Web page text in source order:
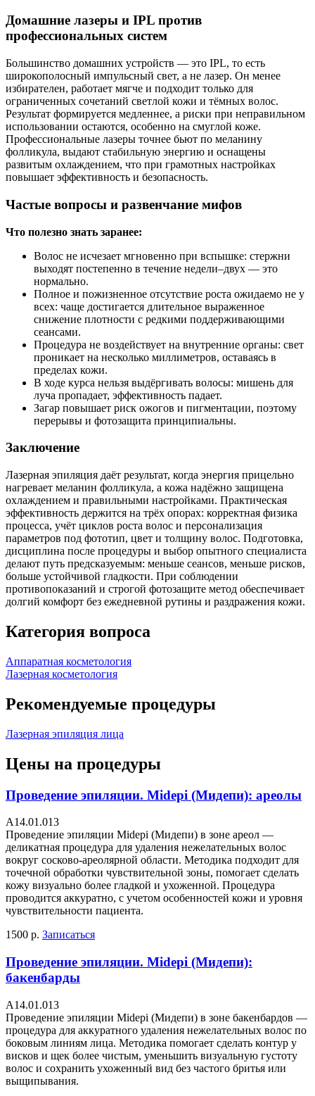
Домашние лазеры и IPL против
профессиональных систем
Большинство домашних устройств — это IPL, то есть
широкополосный импульсный свет, а не лазер. Он менее
избирателен, работает мягче и подходит только для
ограниченных сочетаний светлой кожи и тёмных волос.
Результат формируется медленнее, а риски при неправильном
использовании остаются, особенно на смуглой коже.
Профессиональные лазеры точнее бьют по меланину
фолликула, выдают стабильную энергию и оснащены
развитым охлаждением, что при грамотных настройках
повышает эффективность и безопасность.
Частые вопросы и развенчание мифов
Что полезно знать заранее:
Волос не исчезает мгновенно при вспышке: стержни
выходят постепенно в течение недели–двух — это
нормально.
Полное и пожизненное отсутствие роста ожидаемо не у
всех: чаще достигается длительное выраженное
снижение плотности с редкими поддерживающими
сеансами.
Процедура не воздействует на внутренние органы: свет
проникает на несколько миллиметров, оставаясь в
пределах кожи.
В ходе курса нельзя выдёргивать волосы: мишень для
луча пропадает, эффективность падает.
Загар повышает риск ожогов и пигментации, поэтому
перерывы и фотозащита принципиальны.
Заключение
Лазерная эпиляция даёт результат, когда энергия прицельно
нагревает меланин фолликула, а кожа надёжно защищена
охлаждением и правильными настройками. Практическая
эффективность держится на трёх опорах: корректная физика
процесса, учёт циклов роста волос и персонализация
параметров под фототип, цвет и толщину волос. Подготовка,
дисциплина после процедуры и выбор опытного специалиста
делают путь предсказуемым: меньше сеансов, меньше рисков,
больше устойчивой гладкости. При соблюдении
противопоказаний и строгой фотозащите метод обеспечивает
долгий комфорт без ежедневной рутины и раздражения кожи.
Категория вопроса
Аппаратная косметология
Лазерная косметология
Рекомендуемые процедуры
Лазерная эпиляция лица
Цены на процедуры
Проведение эпиляции. Midepi (Мидепи): ареолы
А14.01.013
Проведение эпиляции Midepi (Мидепи) в зоне ареол —
деликатная процедура для удаления нежелательных волос
вокруг сосково-ареолярной области. Методика подходит для
точечной обработки чувствительной зоны, помогает сделать
кожу визуально более гладкой и ухоженной. Процедура
проводится аккуратно, с учетом особенностей кожи и уровня
чувствительности пациента.
1500 р. Записаться
Проведение эпиляции. Midepi (Мидепи):
бакенбарды
А14.01.013
Проведение эпиляции Midepi (Мидепи) в зоне бакенбардов —
процедура для аккуратного удаления нежелательных волос по
боковым линиям лица. Методика помогает сделать контур у
висков и щек более чистым, уменьшить визуальную густоту
волос и сохранить ухоженный вид без частого бритья или
выщипывания.